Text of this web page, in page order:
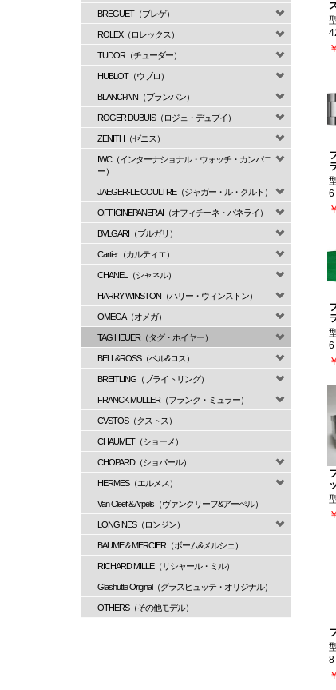
BREGUET（ブレゲ）
ROLEX（ロレックス）
TUDOR（チューダー）
HUBLOT（ウブロ）
BLANCPAIN（ブランパン）
ROGER DUBUIS（ロジェ・デュブイ）
ZENITH（ゼニス）
IWC（インターナショナル・ウォッチ・カンパニ
ー）
JAEGER-LE COULTRE（ジャガー・ル・クルト）
OFFICINEPANERAI（オフィチーネ・パネライ）
BVLGARI（ブルガリ）
Cartier（カルティエ）
CHANEL（シャネル）
HARRY WINSTON（ハリー・ウィンストン）
OMEGA（オメガ）
TAG HEUER（タグ・ホイヤー）
BELL&ROSS（ベル&ロス）
BREITLING（ブライトリング）
FRANCK MULLER（フランク・ミュラー）
CVSTOS（クストス）
CHAUMET（ショーメ）
CHOPARD（ショパール）
HERMES（エルメス）
Van Cleef & Arpels（ヴァンクリーフ&アーぺル）
LONGINES（ロンジン）
BAUME & MERCIER（ボーム&メルシェ）
RICHARD MILLE（リシャール・ミル）
Glashutte Original（グラスヒュッテ・オリジナル）
OTHERS（その他モデル）
6
6
8